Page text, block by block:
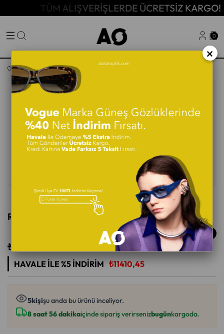
TÜM ALIŞVERİŞLERDE ÜCRETSİZ KARGO!
0
Anasayfa Erkek Güneş Gözlüğü RAYBAN 0RB3715M 58 Erkek Güneş Gözlüğü
RAYBAN 0RB3715M 58 Erkek Güneş Gözlüğü
₺16.015,00 ₺12.011,00
%25İndirim
HAVALE ILE %5 İNDIRIM ₺11410,45
5kişişu anda bu ürünü inceliyor.
8 saat 56 dakikaiçinde sipariş verirsenizbugünkargoda.
×